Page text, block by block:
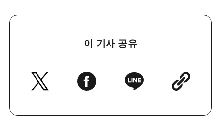
이 기사 공유